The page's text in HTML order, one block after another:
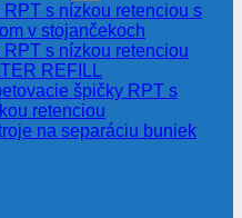
RPT s nízkou retenciou s
v stojančekoch
RPT s nízkou retenciou
REFILL
špičky RPT s
retenciou
na separáciu buniek